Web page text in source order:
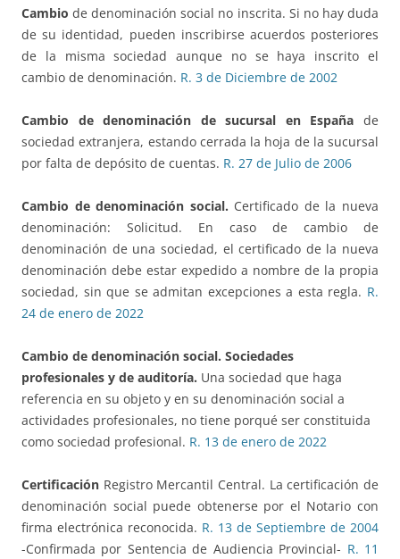
Cambiode denominación social no inscrita. Si no hay duda
de su identidad, pueden inscribirse acuerdos posteriores
de la misma sociedad aunque no se haya inscrito el
cambio de denominación. R. 3 de Diciembre de 2002
Cambio de denominación de sucursal en España de
sociedad extranjera, estando cerrada la hoja de la sucursal
por falta de depósito de cuentas. R. 27 de Julio de 2006
Cambio de denominación social. Certificado de la nueva
denominación: Solicitud. En caso de cambio de
denominación de una sociedad, el certificado de la nueva
denominación debe estar expedido a nombre de la propia
sociedad, sin que se admitan excepciones a esta regla. R.
24 de enero de 2022
Cambio de denominación social. Sociedades
profesionales y de auditoría. Una sociedad que haga
referencia en su objeto y en su denominación social a
actividades profesionales, no tiene porqué ser constituida
como sociedad profesional. R. 13 de enero de 2022
Certificación Registro Mercantil Central. La certificación de
denominación social puede obtenerse por el Notario con
firma electrónica reconocida. R. 13 de Septiembre de 2004
-Confirmada por Sentencia de Audiencia Provincial- R. 11